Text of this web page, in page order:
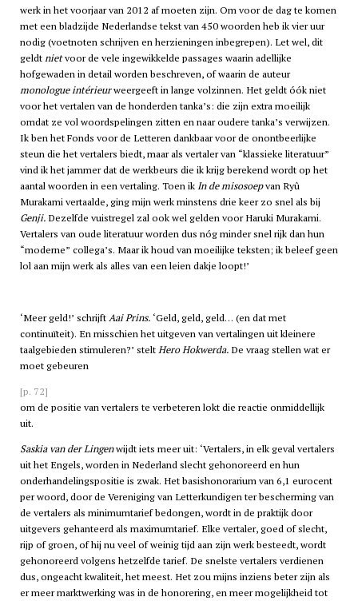
werk in het voorjaar van 2012 af moeten zijn. Om voor de dag te komen
met een bladzijde Nederlandse tekst van 450 woorden heb ik vier uur
nodig (voetnoten schrijven en herzieningen inbegrepen). Let wel, dit
geldtnietvoor de vele ingewikkelde passages waarin adellijke
hofgewaden in detail worden beschreven, of waarin de auteur
monologue intérieurweergeeft in lange volzinnen. Het geldt óók niet
voor het vertalen van de honderden tanka’s: die zijn extra moeilijk
omdat ze vol woordspelingen zitten en naar oudere tanka’s verwijzen.
Ik ben het Fonds voor de Letteren dankbaar voor de onontbeerlijke
steun die het vertalers biedt, maar als vertaler van “klassieke literatuur”
vind ik het jammer dat de werkbeurs die ik krijg berekend wordt op het
aantal woorden in een vertaling. Toen ikIn de misosoepvan Ryû
Murakami vertaalde, ging mijn werk minstens drie keer zo snel als bij
Genji.Dezelfde vuistregel zal ook wel gelden voor Haruki Murakami.
Vertalers van oude literatuur worden dus nóg minder snel rijk dan hun
“moderne” collega’s. Maar ik houd van moeilijke teksten; ik beleef geen
lol aan mijn werk als alles van een leien dakje loopt!’
‘Meer geld!’ schrijftAai Prins.‘Geld, geld, geld… (en dat met
continuïteit). En misschien het uitgeven van vertalingen uit kleinere
taalgebieden stimuleren?’ steltHero Hokwerda.De vraag stellen wat er
moet gebeuren
[p. 72]
om de positie van vertalers te verbeteren lokt die reactie onmiddellijk
uit.
Saskia van der Lingenwijdt iets meer uit: ‘Vertalers, in elk geval vertalers
uit het Engels, worden in Nederland slecht gehonoreerd en hun
onderhandelingspositie is zwak. Het basishonorarium van 6,1 eurocent
per woord, door de Vereniging van Letterkundigen ter bescherming van
de vertalers als minimumtarief bedongen, wordt in de praktijk door
uitgevers gehanteerd als maximumtarief. Elke vertaler, goed of slecht,
rijp of groen, of hij nu veel of weinig tijd aan zijn werk besteedt, wordt
gehonoreerd volgens hetzelfde tarief. De snelste vertalers verdienen
dus, ongeacht kwaliteit, het meest. Het zou mijns inziens beter zijn als
er meer marktwerking was in de honorering, en meer mogelijkheid tot